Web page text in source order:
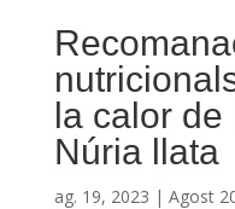
la calor de
Núria llata
ag. 19, 2023 | Agost